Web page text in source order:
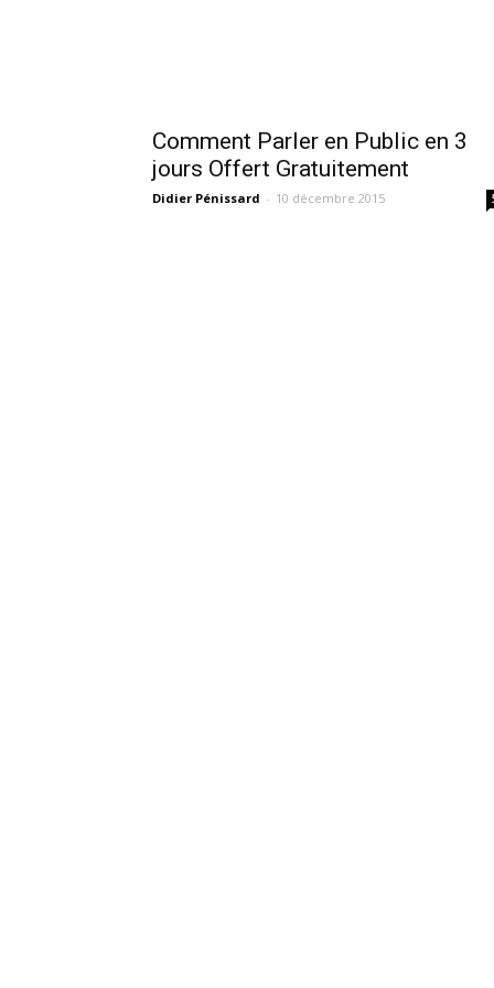
Comment Parler en Public en 3
jours Offert Gratuitement
Didier Pénissard - 10 décembre 2015